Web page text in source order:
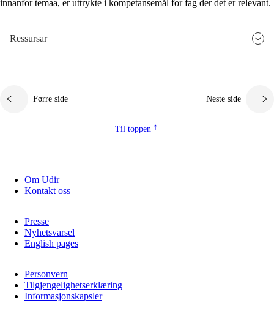
2.5.2
innanfor temaa, er uttrykte i kompetansemål for fag der det er relevant.
Ressursar
Førre side Neste side
Til toppen
Om Udir
Kontakt oss
Presse
Nyhetsvarsel
English pages
Personvern
Tilgjengelighetserklæring
Informasjonskapsler